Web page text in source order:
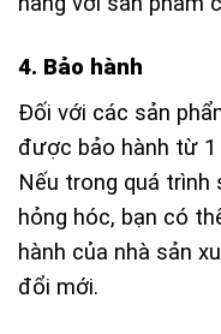
4. Bảo hành
Đối với các sản
được bảo hành từ 1
Nếu trong quá trình
hỏng hóc, bạn có
hành của nhà sản
đổi mới.